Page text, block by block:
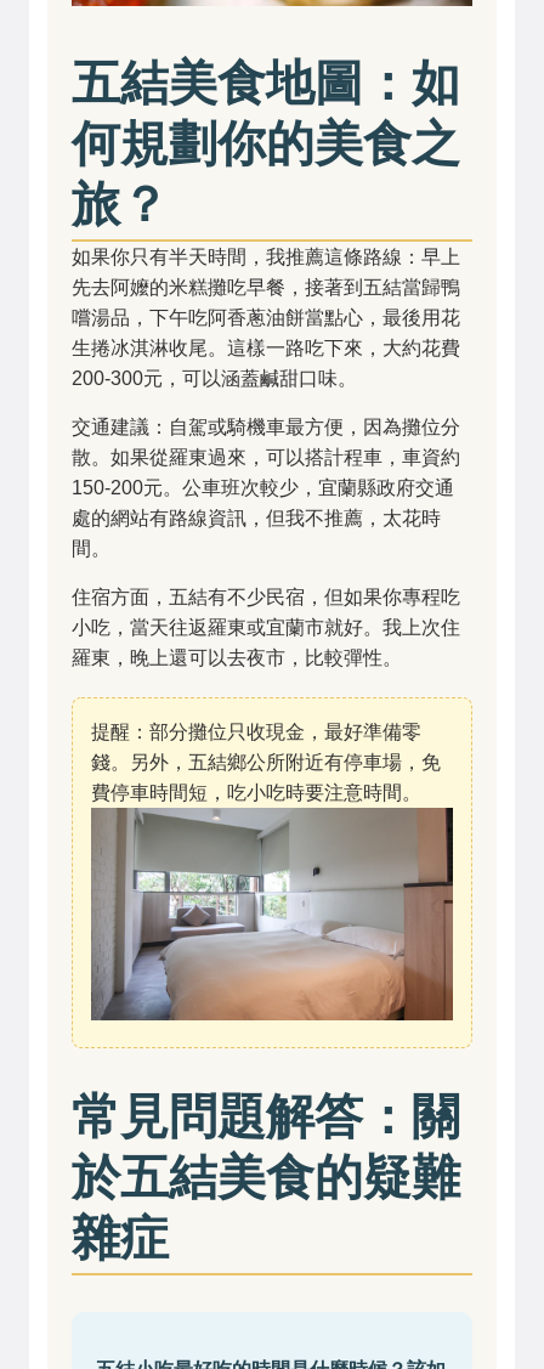
五結美食地圖：如
何規劃你的美食之
旅？
如果你只有半天時間，我推薦這條路線：早上
先去阿嬤的米糕攤吃早餐，接著到五結當歸鴨
嚐湯品，下午吃阿香蔥油餅當點心，最後用花
生捲冰淇淋收尾。這樣一路吃下來，大約花費
200-300元，可以涵蓋鹹甜口味。
交通建議：自駕或騎機車最方便，因為攤位分
散。如果從羅東過來，可以搭計程車，車資約
150-200元。公車班次較少，宜蘭縣政府交通
處的網站有路線資訊，但我不推薦，太花時
間。
住宿方面，五結有不少民宿，但如果你專程吃
小吃，當天往返羅東或宜蘭市就好。我上次住
羅東，晚上還可以去夜市，比較彈性。
提醒：部分攤位只收現金，最好準備零
錢。另外，五結鄉公所附近有停車場，免
費停車時間短，吃小吃時要注意時間。
常見問題解答：關
於五結美食的疑難
雜症